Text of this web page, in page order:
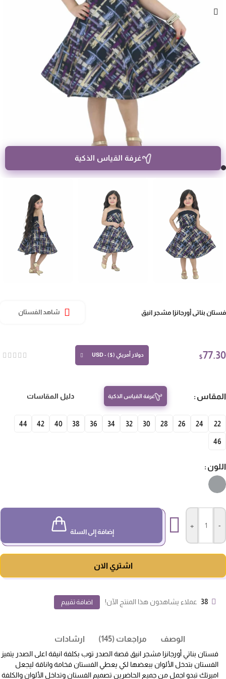
غرفة القياس الذكية
بناتي أورجانزا مشجر انيق شاهد الفستان
$ دولار أمريكي ($) - USD
غرفة القياس الذكية دليل المقاسات
22
24
26
28
30
32
34
36
38
40
42
44
46
إضافة إلى السلة
اشتري الان
38 عملاء يشاهدون هذا المنتج الآن! اضافة تقييم
الوصف مراجعات (145) ارشادات
فستان بناتي أورجانزا مشجر انيق قصة الصدر توب بكلفة انيقة اعلى الصدر يتميز
الفستان بتدخل الألوان ببعضها لكي يعطي الفستان فخامة واناقة ليجعل
اميرتك تبدو اجمل من جميع الحاضرين تصميم الفستان وتداخل الألوان والكلفة